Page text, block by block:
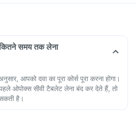
समय तक लेना
आपको दवा का पूरा कोर्स पूरा करना होगा।
ओपोक्स सीवी टैबलेट लेना बंद कर देते हैं, तो
है।